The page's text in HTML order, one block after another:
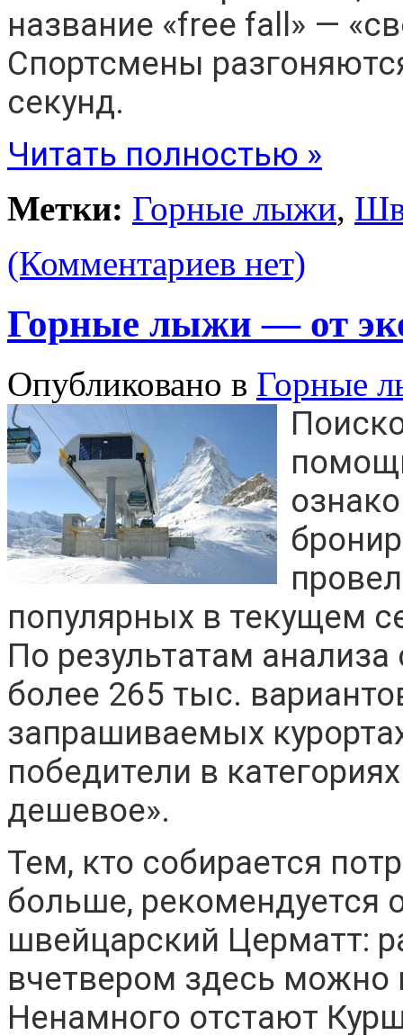
название «free fall» —
Спортсмены
секунд.
Читать полностью »
Метки: Горные лыжи,
(Комментариев нет)
Горные лыжи — от
Опубликовано в Горные
популярных в текущем
По результатам
более 265 тыс.
запрашиваемых
победители в
дешевое».
Тем, кто собирается
больше, рекомендуется
швейцарский Церматт:
вчетвером здесь можно
Ненамного отстают